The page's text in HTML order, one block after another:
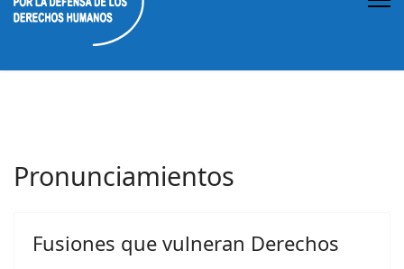
Pronunciamientos
Fusiones que vulneran Derechos